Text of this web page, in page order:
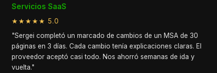
Servicios SaaS
★★★★★ 5.0
"Sergei completó un marcado de cambios de un MSA de 30
páginas en 3 días. Cada cambio tenía explicaciones claras. El
proveedor aceptó casi todo. Nos ahorró semanas de ida y
vuelta."